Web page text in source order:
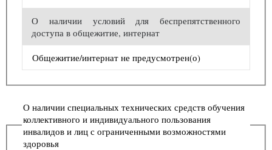
О наличии условий для беспрепятственного
доступа в общежитие, интернат
Общежитие/интернат не предусмотрен(о)
О наличии специальных технических средств обучения
коллективного и индивидуального пользования
инвалидов и лиц с ограниченными возможностями
здоровья